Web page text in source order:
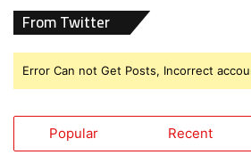
From Twitter
Error Can not Get Posts, Incorrect
Popular Recent